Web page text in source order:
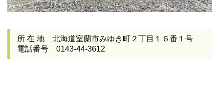
所 在 地 北海道室蘭市みゆき町２丁目１６番１号
電話番号 0143-44-3612